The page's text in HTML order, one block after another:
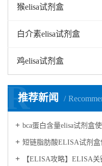
猴elisa试剂盒
白介素elisa试剂盒
鸡elisa试剂盒
推荐新闻
R
bca蛋白含量elisa试剂盒
短链脂肪酸ELISA试剂盒
【ELISA攻略】ELISA关键一步!这